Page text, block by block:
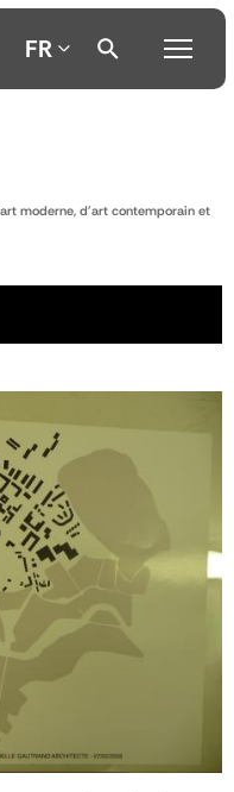
FR
moderne, d'art contemporain et